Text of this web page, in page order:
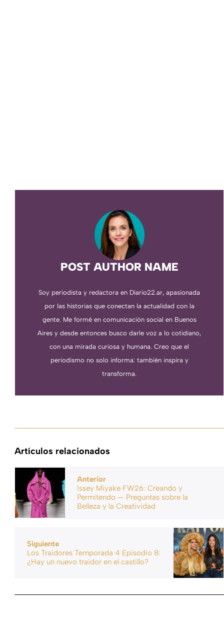
POST AUTHOR NAME
Soy periodista y redactora en Diario22.ar, apasionada
por las historias que conectan la actualidad con la
gente. Me formé en comunicación social en Buenos
Aires y desde entonces busco darle voz a lo cotidiano,
con una mirada curiosa y humana. Creo que el
periodismo no solo informa: también inspira y
transforma.
Artículos relacionados
Anterior
Issey Miyake FW26: Creando y
Permitendo — Preguntas sobre la
Belleza y la Creatividad
Siguiente
Los Traidores Temporada 4 Episodio 8:
¿Hay un nuevo traidor en el castillo?